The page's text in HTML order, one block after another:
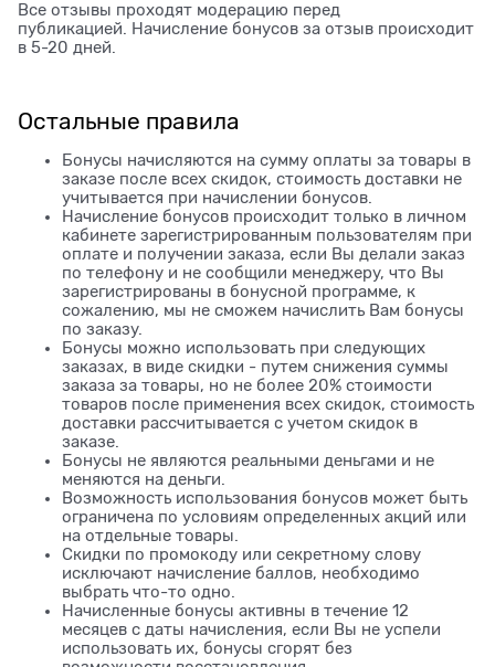
Все отзывы проходят модерацию перед
публикацией. Начисление бонусов за отзыв происходит
в 5-20 дней.
Остальные правила
Бонусы начисляются на сумму оплаты за товары в
заказе после всех скидок, стоимость доставки не
учитывается при начислении бонусов.
Начисление бонусов происходит только в личном
кабинете зарегистрированным пользователям при
оплате и получении заказа, если Вы делали заказ
по телефону и не сообщили менеджеру, что Вы
зарегистрированы в бонусной программе, к
сожалению, мы не сможем начислить Вам бонусы
по заказу.
Бонусы можно использовать при следующих
заказах, в виде скидки - путем снижения суммы
заказа за товары, но не более 20% стоимости
товаров после применения всех скидок, стоимость
доставки рассчитывается с учетом скидок в
заказе.
Бонусы не являются реальными деньгами и не
меняются на деньги.
Возможность использования бонусов может быть
ограничена по условиям определенных акций или
на отдельные товары.
Скидки по промокоду или секретному слову
исключают начисление баллов, необходимо
выбрать что-то одно.
Начисленные бонусы активны в течение 12
месяцев с даты начисления, если Вы не успели
использовать их, бонусы сгорят без